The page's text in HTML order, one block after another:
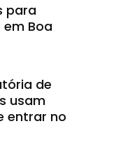
para
Boa
de
usam
entrar no